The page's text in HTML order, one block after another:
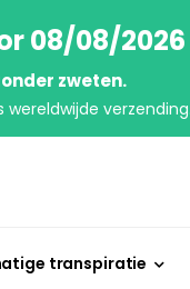
08/08/
zweten.
transpiratie